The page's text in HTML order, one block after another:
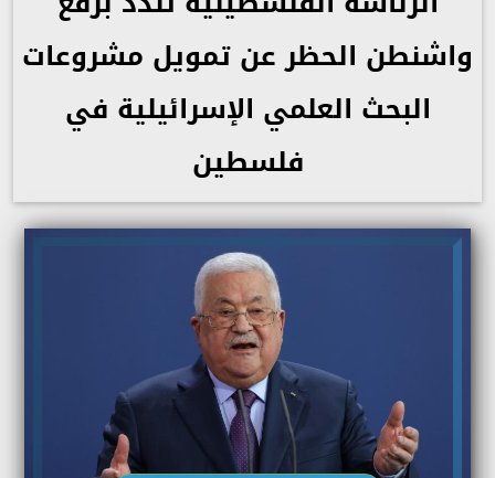
واشنطن الحظر عن تمويل مشروعات
البحث العلمي الإسرائيلية في
فلسطين